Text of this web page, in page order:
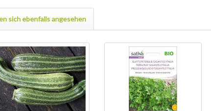
sich ebenfalls angesehen